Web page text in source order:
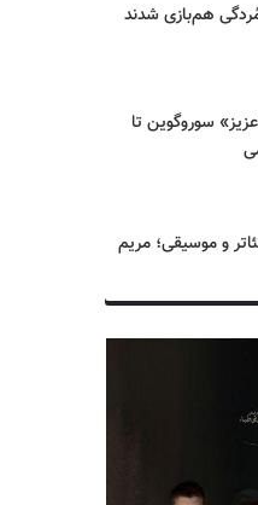
مُردگی هم‌بازی شدند
سوروگوین تا
، تئاتر و موسیقی؛ مریم